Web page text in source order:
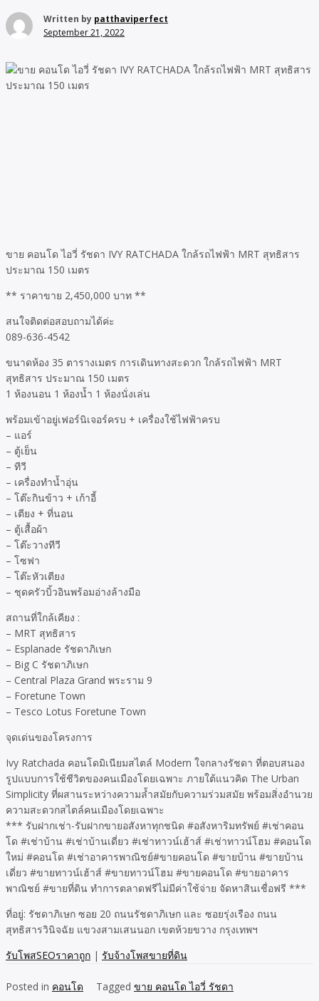
Written by patthaviperfect
September 21, 2022
ขาย คอนโด ไอวี่ รัชดา IVY RATCHADA ใกล้รถไฟฟ้า MRT สุทธิสาร
ประมาณ 150 เมตร
** ราคาขาย 2,450,000 บาท **
สนใจติดต่อสอบถามได้ค่ะ
089-636-4542
ขนาดห้อง 35 ตารางเมตร การเดินทางสะดวก ใกล้รถไฟฟ้า MRT
สุทธิสาร ประมาณ 150 เมตร
1 ห้องนอน 1 ห้องน้ำ 1 ห้องนั่งเล่น
พร้อมเข้าอยู่เฟอร์นิเจอร์ครบ + เครื่องใช้ไฟฟ้าครบ
– แอร์
– ตู้เย็น
– ทีวี
– เครื่องทำน้ำอุ่น
– โต๊ะกินข้าว + เก้าอี้
– เตียง + ที่นอน
– ตู้เสื้อผ้า
– โต๊ะวางทีวี
– โซฟา
– โต๊ะหัวเตียง
– ชุดครัวบิ้วอินพร้อมอ่างล้างมือ
สถานที่ใกล้เคียง :
– MRT สุทธิสาร
– Esplanade รัชดาภิเษก
– Big C รัชดาภิเษก
– Central Plaza Grand พระราม 9
– Foretune Town
– Tesco Lotus Foretune Town
จุดเด่นของโครงการ
Ivy Ratchada คอนโดมิเนียมสไตล์ Modern ใจกลางรัชดา ที่ตอบสนอง
รูปแบบการใช้ชีวิตของคนเมืองโดยเฉพาะ ภายใต้แนวคิด The Urban
Simplicity ที่ผสานระหว่างความล้ำสมัยกับความร่วมสมัย พร้อมสิ่งอำนวย
ความสะดวกสไตล์คนเมืองโดยเฉพาะ
*** รับฝากเช่า-รับฝากขายอสังหาทุกชนิด #อสังหาริมทรัพย์ #เช่าคอน
โด #เช่าบ้าน #เช่าบ้านเดี่ยว #เช่าทาวน์เฮ้าส์ #เช่าทาวน์โฮม #คอนโด
ใหม่ #คอนโด #เช่าอาคารพาณิชย์#ขายคอนโด #ขายบ้าน #ขายบ้าน
เดี่ยว #ขายทาวน์เฮ้าส์ #ขายทาวน์โฮม #ขายคอนโด #ขายอาคาร
พาณิชย์ #ขายที่ดิน ทำการตลาดฟรีไม่มีค่าใช้จ่าย จัดหาสินเชื่อฟรี ***
ที่อยู่: รัชดาภิเษก ซอย 20 ถนนรัชดาภิเษก และ ซอยรุ่งเรือง ถนน
สุทธิสารวินิจฉัย แขวงสามเสนนอก เขตห้วยขวาง กรุงเทพฯ
รับโพสSEOราคาถูก | รับจ้างโพสขายที่ดิน
Posted in คอนโด Tagged ขาย คอนโด ไอวี่ รัชดา